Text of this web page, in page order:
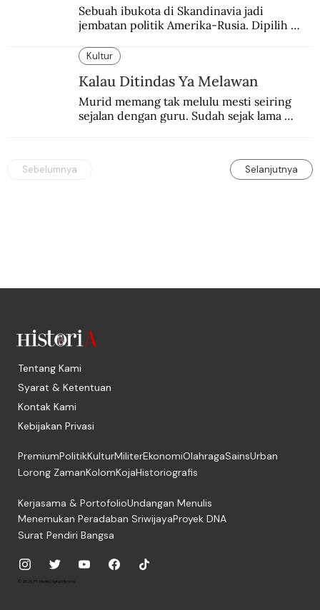
Sebuah ibukota di Skandinavia jadi
jembatan politik Amerika-Rusia. Dipilih
Kultur
Kalau Ditindas Ya Melawan
Murid memang tak melulu mesti seiring
sejalan dengan guru. Sudah sejak lama
Sebelumnya Selanjutnya
Tentang Kami
Syarat & Ketentuan
Kontak Kami
Kebijakan Privasi
PremiumPolitikKulturMiliterEkonomiOlahragaSainsUrban
Lorong ZamanKolomKojaHistoriografis
Kerjasama & PortofolioUndangan Menulis
Menemukan Peradaban SriwijayaProyek DNA
Surat Pendiri Bangsa
© 2026, PT. Media Digital Historia.